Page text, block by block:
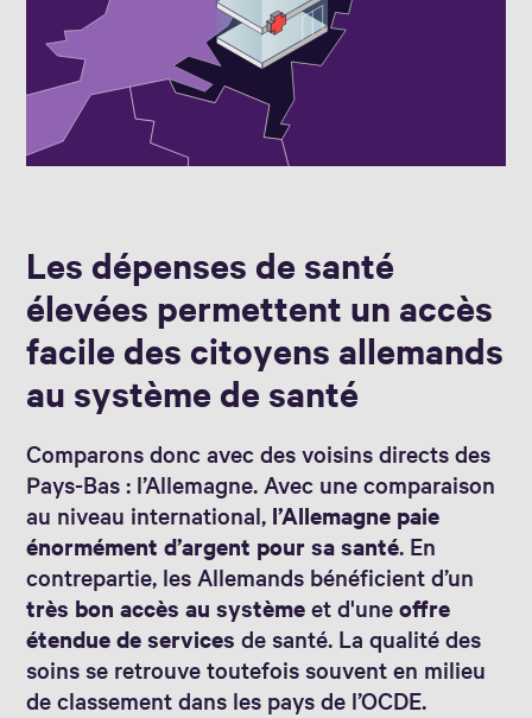
Les dépenses de santé
élevées permettent un accès
facile des citoyens allemands
au système de santé
Comparons donc avec des voisins directs des
Pays-Bas : l’Allemagne. Avec une comparaison
au niveau international, l’Allemagne paie
énormément d’argent pour sa santé. En
contrepartie, les Allemands bénéficient d’un
très bon accès au systèmeet d'uneoffre
étendue de services de santé. La qualité des
soins se retrouve toutefois souvent en milieu
de classement dans les pays de l’OCDE.